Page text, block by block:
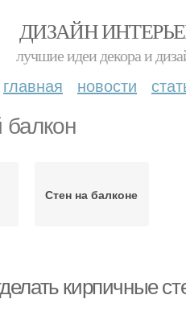
ДИЗАЙН
лучшие идеи декора и
главная новости
Стен на балконе
кирпичные